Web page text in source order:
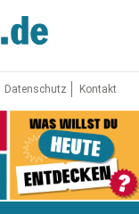
Datenschutz Kontakt